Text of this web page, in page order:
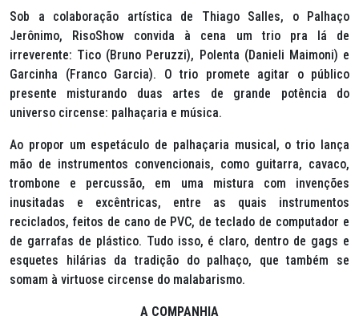
Sob a colaboração artística de Thiago Salles, o Palhaço
Jerônimo, RisoShow convida à cena um trio pra lá de
irreverente: Tico (Bruno Peruzzi), Polenta (Danieli Maimoni) e
Garcinha (Franco Garcia). O trio promete agitar o público
presente misturando duas artes de grande potência do
universo circense: palhaçaria e música.
Ao propor um espetáculo de palhaçaria musical, o trio lança
mão de instrumentos convencionais, como guitarra, cavaco,
trombone e percussão, em uma mistura com invenções
inusitadas e excêntricas, entre as quais instrumentos
reciclados, feitos de cano de PVC, de teclado de computador e
de garrafas de plástico. Tudo isso, é claro, dentro de gags e
esquetes hilárias da tradição do palhaço, que também se
somam à virtuose circense do malabarismo.
A COMPANHIA